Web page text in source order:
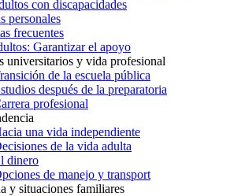
con discapacidades
personales
frecuentes
Garantizar el apoyo
universitarios y vida profesional
de la escuela pública
después de la preparatoria
profesional
una vida independiente
de la vida adulta
dinero
de manejo y transport
y situaciones familiares